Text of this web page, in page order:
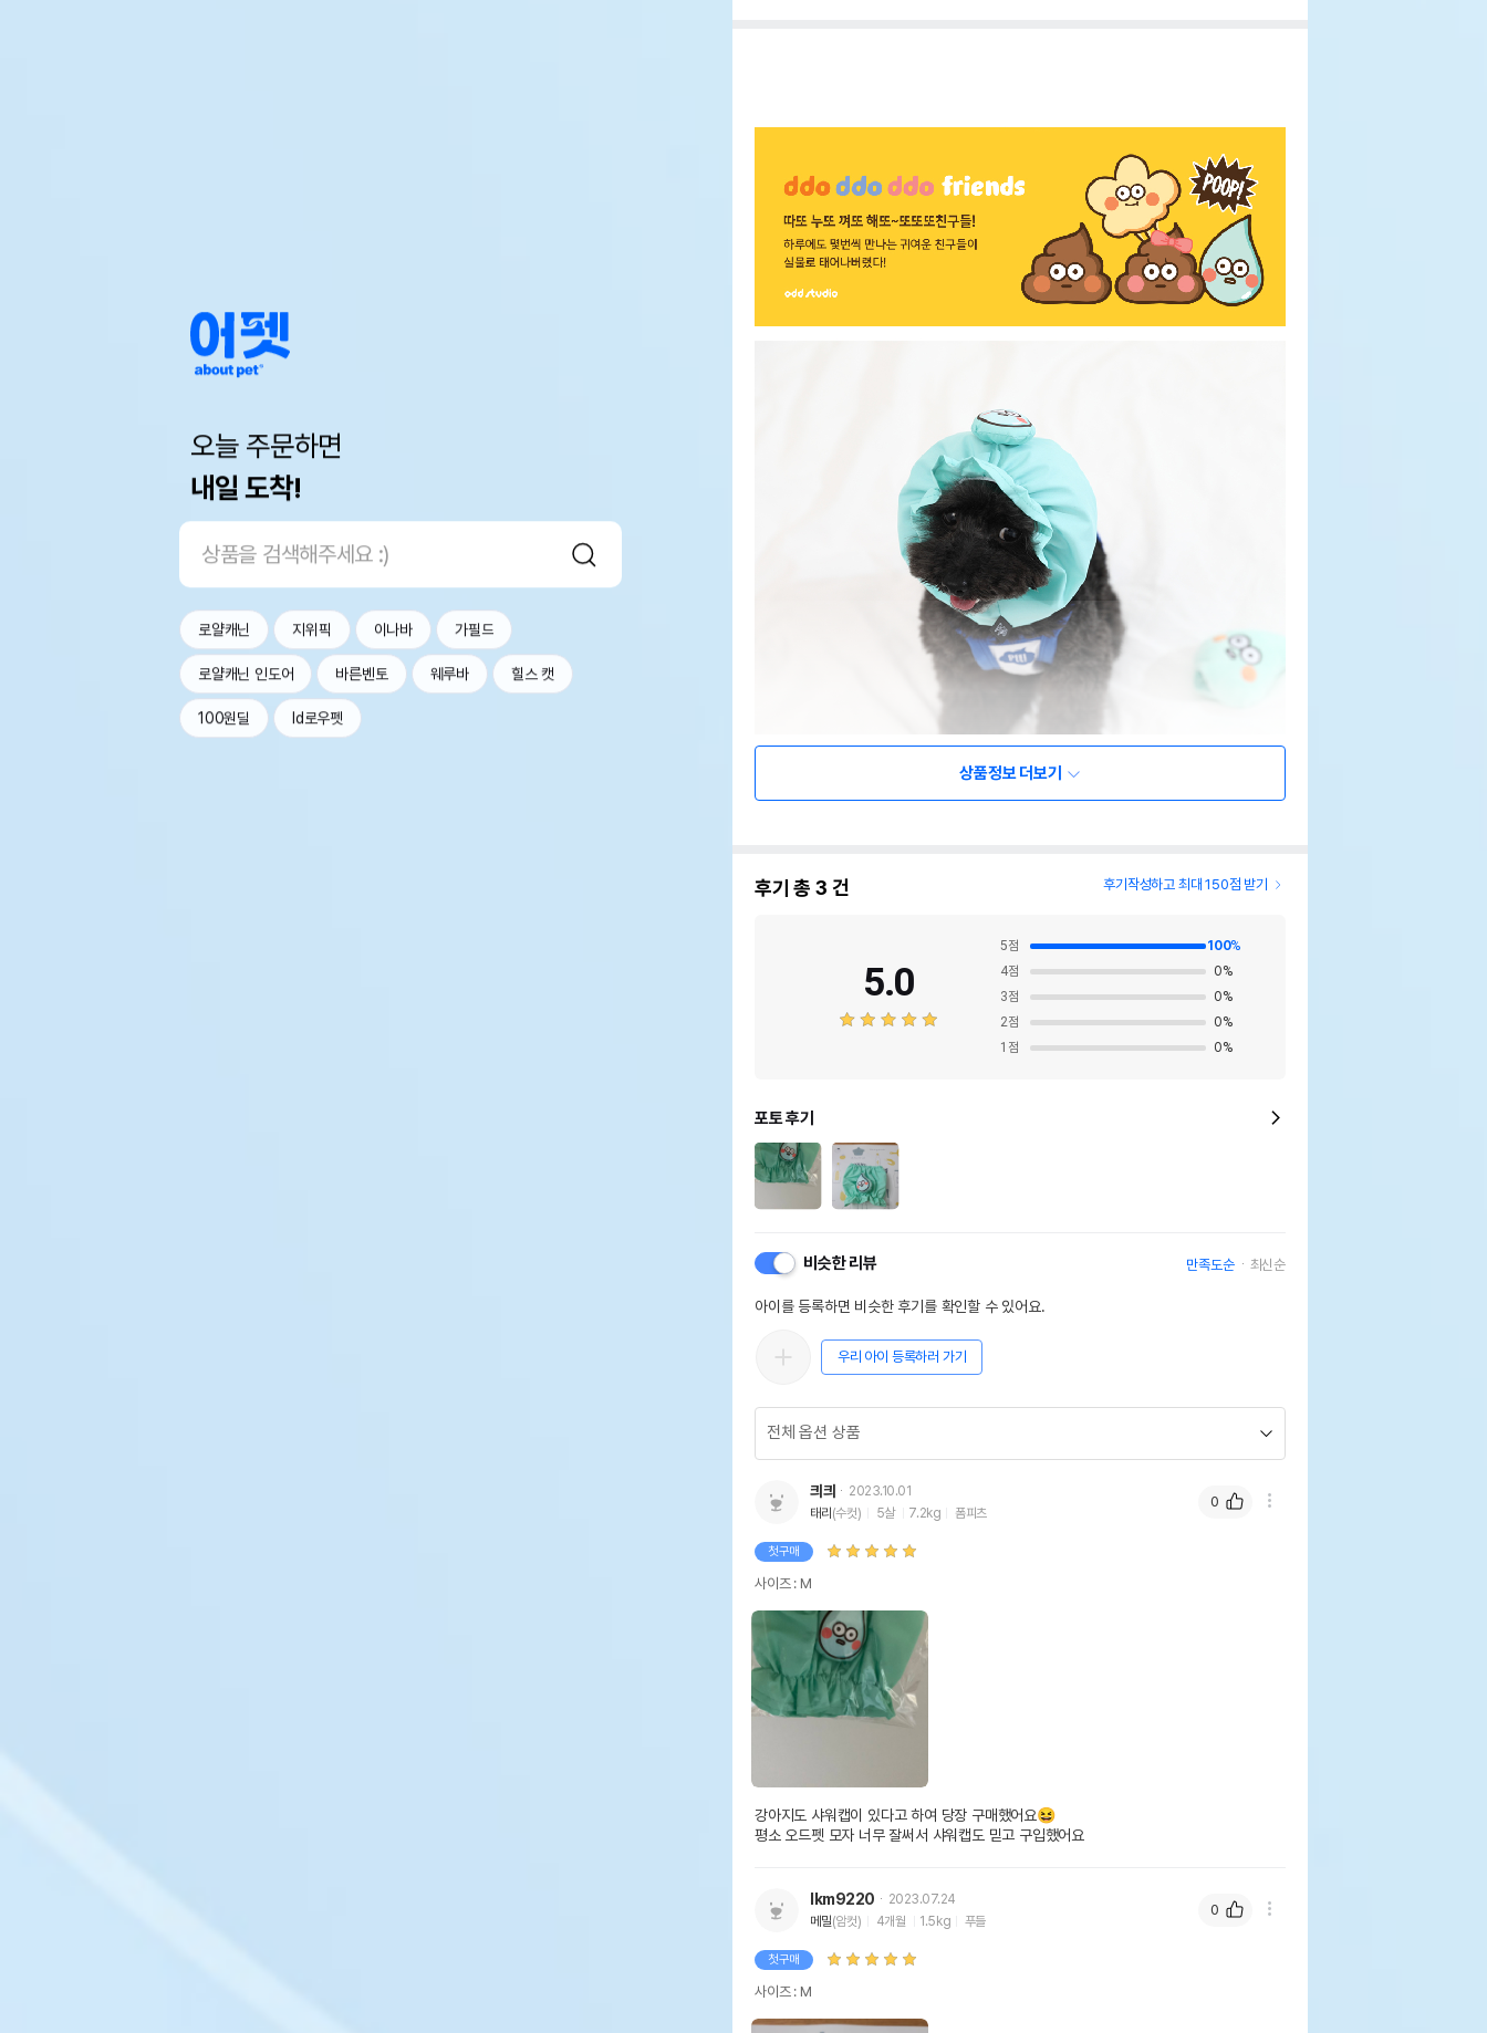
오늘 주문하면
내일 도착!
로얄캐닌 지위픽 이나바 가필드
로얄캐닌 인도어 바른벤토 웨루바 힐스 캣
100원딜 Id로우펫
상품정보 더보기
후기 총 3 건 후기작성하고 최대 150점 받기
5.0
5점 100%
4점 0%
3점 0%
2점 0%
1 점 0%
포토 후기
비슷한 리뷰 만족도순 최신순
아이를 등록하면 비슷한 후기를 확인할 수 있어요.
우리 아이 등록하러 가기
킈킈
2023.10.01
태리(수컷) 5살 7.2kg 폼피츠
첫구매
사이즈 : M
강아지도 샤워캡이 있다고 하여 당장 구매했어요😆
평소 오드펫 모자 너무 잘써서 샤워캡도 믿고 구입했어요
0
lkm9220
2023.07.24
메밀(암컷) 4개월 1.5kg 푸들
첫구매
사이즈 : M
0